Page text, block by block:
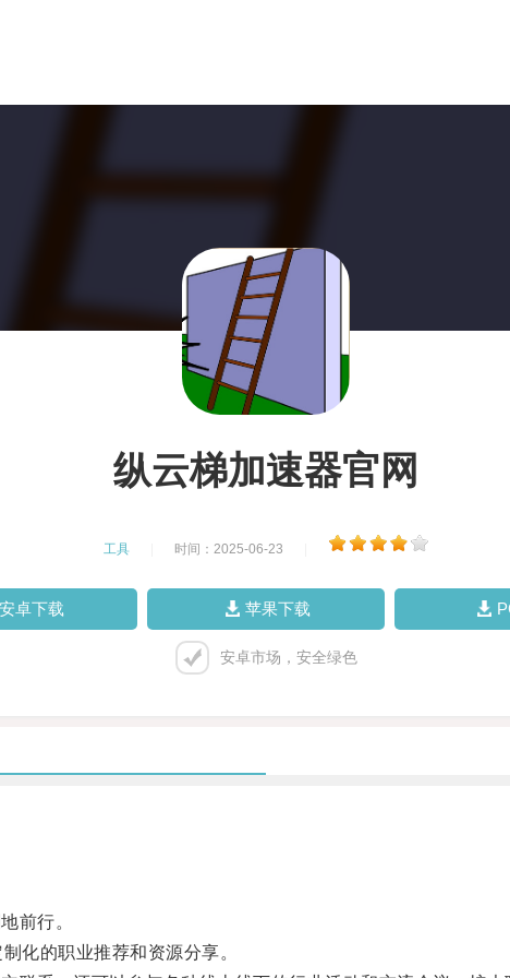
纵云梯加速器官网
工具 时间：2025-06-23
安卓下载 苹果下载
安卓市场，安全绿色
前行。
的职业推荐和资源分享。